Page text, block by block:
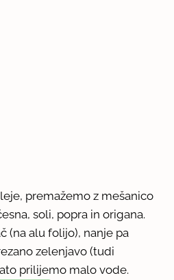
premažemo z mešanico
soli, popra in origana.
(na alu folijo), nanje pa
zelenjavo (tudi
prilijemo malo vode.